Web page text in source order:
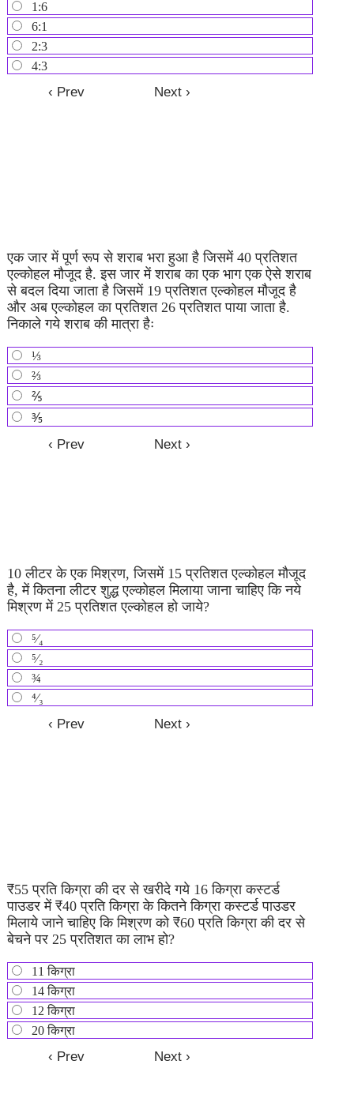
1:6
6:1
2:3
4:3
एक जार में पूर्ण रूप से शराब भरा हुआ है जिसमें 40 प्रतिशत
एल्कोहल मौजूद है. इस जार में शराब का एक भाग एक ऐसे शराब
से बदल दिया जाता है जिसमें 19 प्रतिशत एल्कोहल मौजूद है
और अब एल्कोहल का प्रतिशत 26 प्रतिशत पाया जाता है.
निकाले गये शराब की मात्रा हैः
⅓
⅔
⅖
⅗
10 लीटर के एक मिश्रण, जिसमें 15 प्रतिशत एल्कोहल मौजूद
है, में कितना लीटर शुद्ध एल्कोहल मिलाया जाना चाहिए कि नये
मिश्रण में 25 प्रतिशत एल्कोहल हो जाये?
⁵⁄₄
⁵⁄₂
¾
⁴⁄₃
₹55 प्रति किग्रा की दर से खरीदे गये 16 किग्रा कस्टर्ड
पाउडर में ₹40 प्रति किग्रा के कितने किग्रा कस्टर्ड पाउडर
मिलाये जाने चाहिए कि मिश्रण को ₹60 प्रति किग्रा की दर से
बेचने पर 25 प्रतिशत का लाभ हो?
11 किग्रा
14 किग्रा
12 किग्रा
20 किग्रा